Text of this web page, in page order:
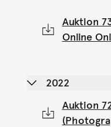
Auktion
Online
2022
Auktion